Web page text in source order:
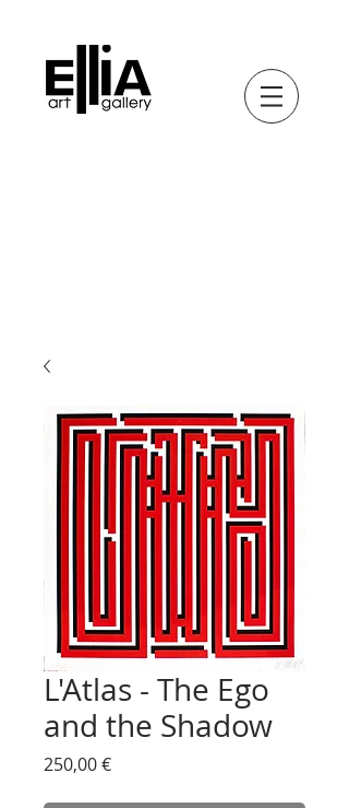
L'Atlas - The Ego
and the Shadow
250,00 €Prix